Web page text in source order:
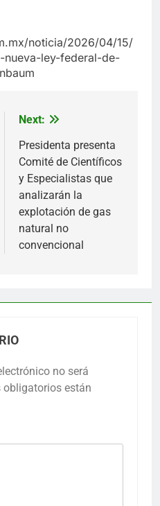
noticia/2026/04/15/
nueva-ley-federal-de-
Next:
Presidenta presenta
Comité de Científicos
y Especialistas que
analizarán la
explotación de gas
natural no
convencional
no será
obligatorios están